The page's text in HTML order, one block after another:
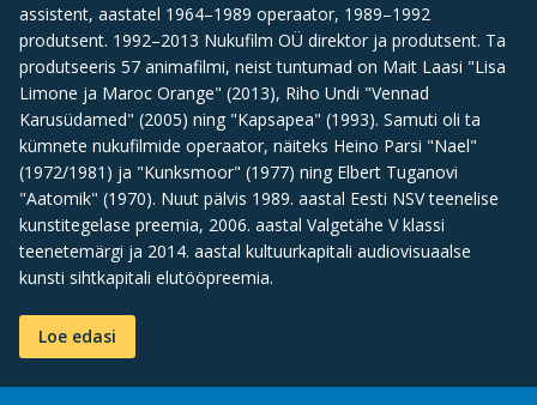
assistent, aastatel 1964–1989 operaator, 1989–1992
produtsent. 1992–2013 Nukufilm OÜ direktor ja produtsent. Ta
produtseeris 57 animafilmi, neist tuntumad on Mait Laasi "Lisa
Limone ja Maroc Orange" (2013), Riho Undi "Vennad
Karusüdamed" (2005) ning "Kapsapea" (1993). Samuti oli ta
kümnete nukufilmide operaator, näiteks Heino Parsi "Nael"
(1972/1981) ja "Kunksmoor" (1977) ning Elbert Tuganovi
"Aatomik" (1970). Nuut pälvis 1989. aastal Eesti NSV teenelise
kunstitegelase preemia, 2006. aastal Valgetähe V klassi
teenetemärgi ja 2014. aastal kultuurkapitali audiovisuaalse
kunsti sihtkapitali elutööpreemia.
Loe edasi